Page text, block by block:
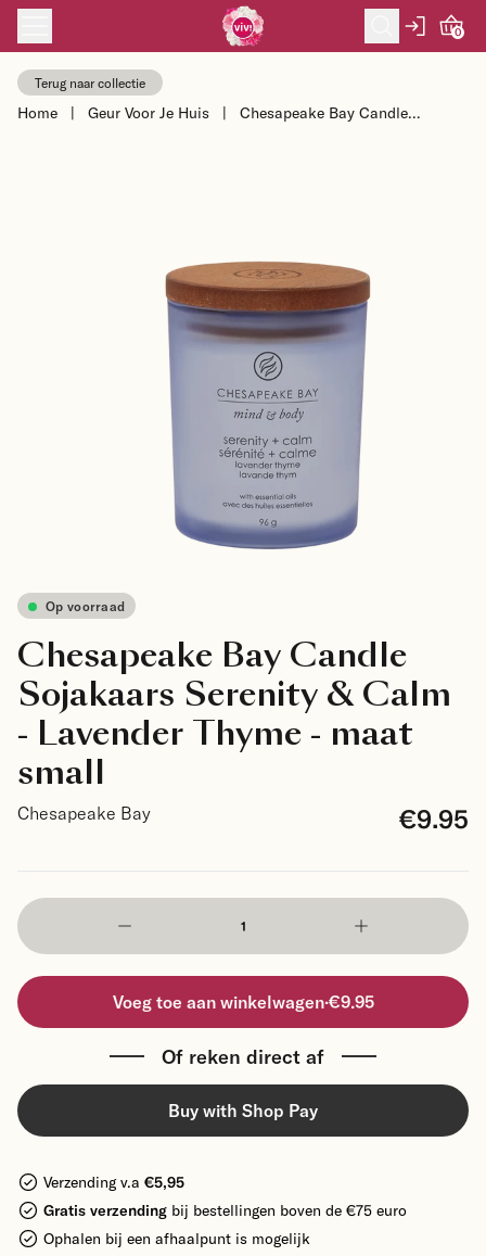
Skip to content
0
Terug naar collectie
Home | Geur Voor Je Huis |
Chesapeake Bay Candle
Op voorraad
Chesapeake Bay Candle
Sojakaars Serenity & Calm
- Lavender Thyme - maat
small
Chesapeake Bay €9.95
Voeg toe aan winkelwagen·€9.95
Of reken direct af
Buy with Shop Pay
Verzending v.a €5,95
Gratis verzending bij bestellingen boven de €75 euro
Ophalen bij een afhaalpunt is mogelijk